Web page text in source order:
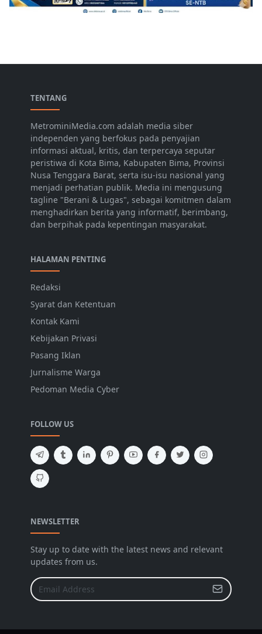
TENTANG
MetrominiMedia.com adalah media siber
independen yang berfokus pada penyajian
informasi aktual, kritis, dan terpercaya seputar
peristiwa di Kota Bima, Kabupaten Bima, Provinsi
Nusa Tenggara Barat, serta isu-isu nasional yang
menjadi perhatian publik. Media ini mengusung
tagline "Berani & Lugas", sebagai komitmen dalam
menghadirkan berita yang informatif, berimbang,
dan berpihak pada kepentingan masyarakat.
HALAMAN PENTING
Redaksi
Syarat dan Ketentuan
Kontak Kami
Kebijakan Privasi
Pasang Iklan
Jurnalisme Warga
Pedoman Media Cyber
FOLLOW US
NEWSLETTER
Stay up to date with the latest news and relevant
updates from us.